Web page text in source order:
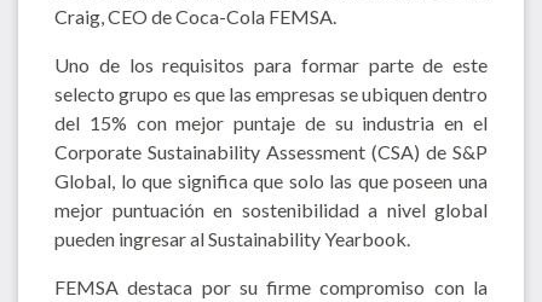
Craig, CEO de Coca-Cola FEMSA.
Uno de los requisitos para formar parte de este
selecto grupo es que las empresas se ubiquen dentro
del 15% con mejor puntaje de su industria en el
Corporate Sustainability Assessment (CSA) de S&P
Global, lo que significa que solo las que poseen una
mejor puntuación en sostenibilidad a nivel global
pueden ingresar al Sustainability Yearbook.
FEMSA destaca por su firme compromiso con la